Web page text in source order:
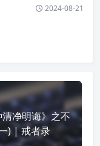
2024-08-21
净明诲》之不
) | 戒者录